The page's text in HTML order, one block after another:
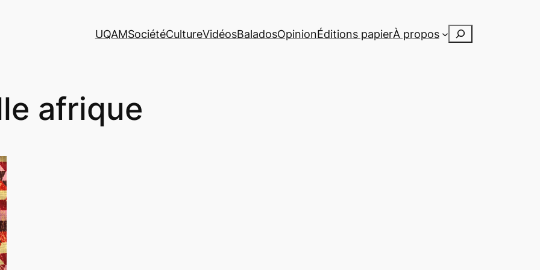
UQAMSociétéCultureVidéosBaladosOpinionÉditions papierÀ propos Rechercher
afrique